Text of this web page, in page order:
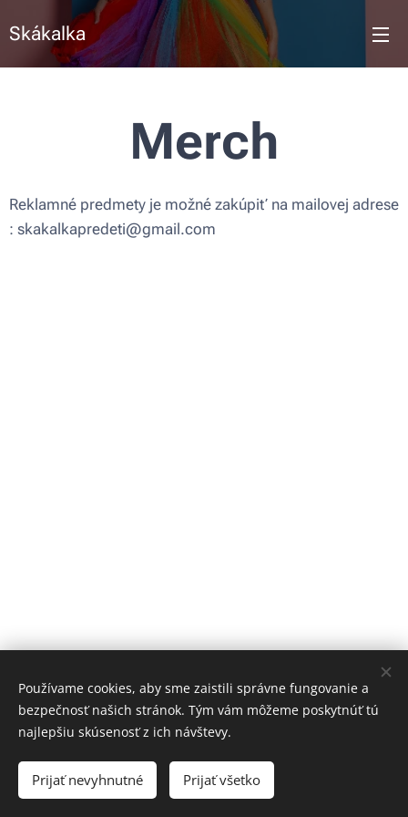
Skákalka
Merch
Reklamné predmety je možné zakúpiť na mailovej adrese
: skakalkapredeti@gmail.com
Obrázky poskytolPexels
Vytvorené službouWebnode
Používame cookies, aby sme zaistili správne fungovanie a
bezpečnosť našich stránok. Tým vám môžeme poskytnúť tú
najlepšiu skúsenosť z ich návštevy.
Prijať nevyhnutné Prijať všetko